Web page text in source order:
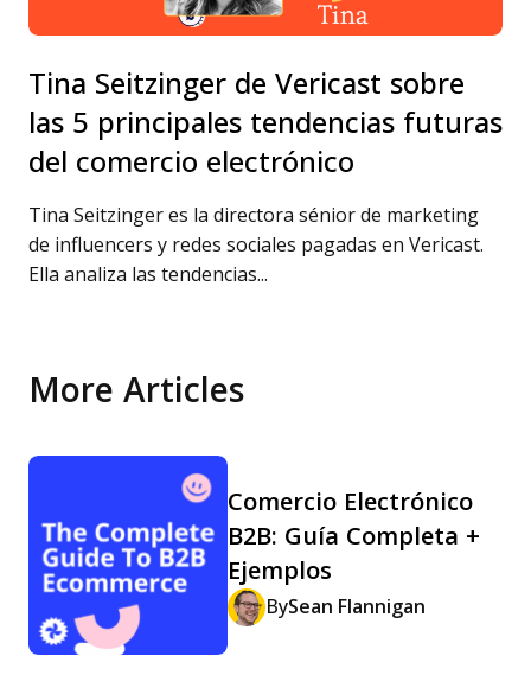
Tina Seitzinger de Vericast sobre
las 5 principales tendencias futuras
del comercio electrónico
Tina Seitzinger es la directora sénior de marketing
de influencers y redes sociales pagadas en Vericast.
Ella analiza las tendencias...
More Articles
Comercio Electrónico
B2B: Guía Completa +
Ejemplos
BySean Flannigan